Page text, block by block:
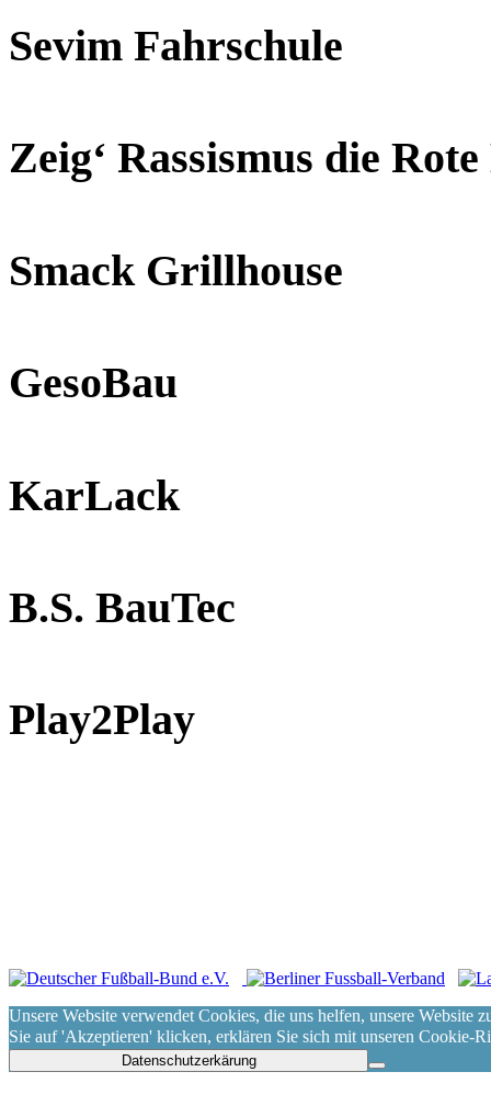
Sevim Fahrschule
Zeig‘ Rassismus die
Smack Grillhouse
GesoBau
KarLack
B.S. BauTec
Play2Play
Unsere Website verwendet Cookies, die uns helfen, unsere Website
Sie auf 'Akzeptieren' klicken, erklären Sie sich mit unseren Cookie-
Datenschutzerkärung